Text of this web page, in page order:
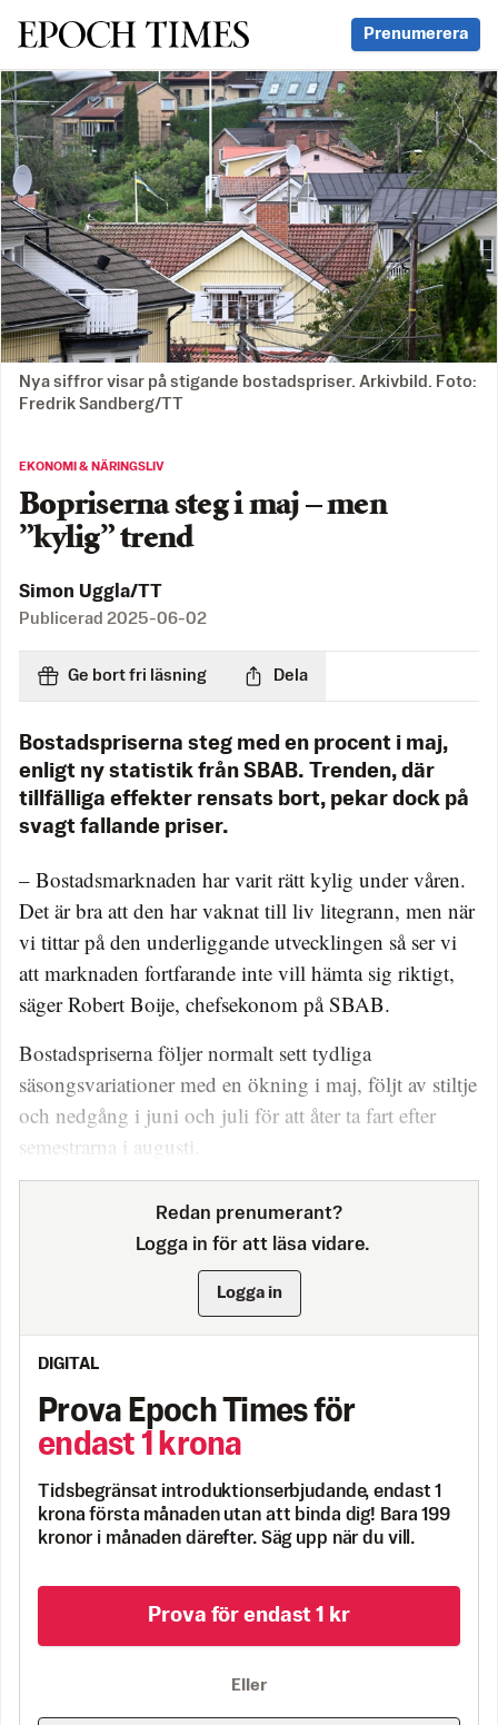
Svenska Epoch Times Prenumerera
Nya siffror visar på stigande bostadspriser. Arkivbild. Foto:
Fredrik Sandberg/TT
EKONOMI & NÄRINGSLIV
Bopriserna steg i maj – men
”kylig” trend
Simon Uggla/TT
Publicerad 2025-06-02
Ge bort fri läsning Dela
Bostadspriserna steg med en procent i maj,
enligt ny statistik från SBAB. Trenden, där
tillfälliga effekter rensats bort, pekar dock på
svagt fallande priser.
– Bostadsmarknaden har varit rätt kylig under våren.
Det är bra att den har vaknat till liv litegrann, men när
vi tittar på den underliggande utvecklingen så ser vi
att marknaden fortfarande inte vill hämta sig riktigt,
säger Robert Boije, chefsekonom på SBAB.
Bostadspriserna följer normalt sett tydliga
säsongsvariationer med en ökning i maj, följt av stiltje
och nedgång i juni och juli för att åter ta fart efter
semestrarna i augusti.
Redan prenumerant?
Logga in för att läsa vidare.
Logga in
DIGITAL
Prova Epoch Times för
endast 1 krona
Tidsbegränsat introduktionserbjudande, endast 1
krona första månaden utan att binda dig! Bara 199
kronor i månaden därefter. Säg upp när du vill.
Prova för endast 1 kr
Eller